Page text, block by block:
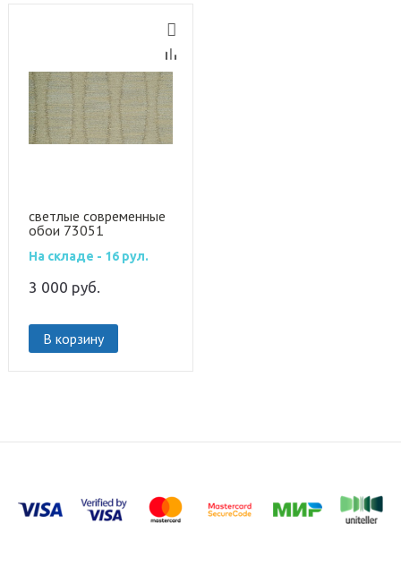
светлые современные
обои 73051
На складе - 16 рул.
3 000 руб.
В корзину